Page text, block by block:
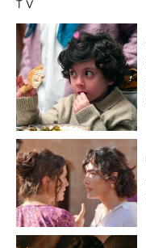
TV